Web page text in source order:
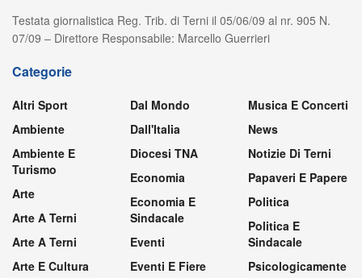
Testata giornalistica Reg. Trib. di Terni il 05/06/09 al nr. 905 N.
07/09 – Direttore Responsabile: Marcello Guerrieri
Categorie
Altri Sport
Ambiente
Ambiente E
Turismo
Arte
Arte A Terni
Arte A Terni
Arte E Cultura
Dal Mondo
Dall'Italia
Diocesi TNA
Economia
Economia E
Sindacale
Eventi
Eventi E Fiere
Musica E Concerti
News
Notizie Di Terni
Papaveri E Papere
Politica
Politica E
Sindacale
Psicologicamente